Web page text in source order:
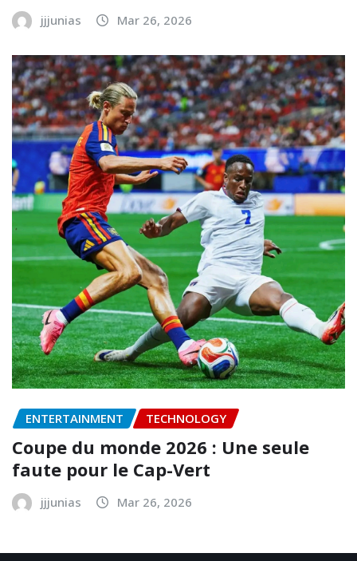
jjjunias Mar 26, 2026
ENTERTAINMENT TECHNOLOGY
Coupe du monde 2026 : Une seule
faute pour le Cap-Vert
jjjunias Mar 26, 2026